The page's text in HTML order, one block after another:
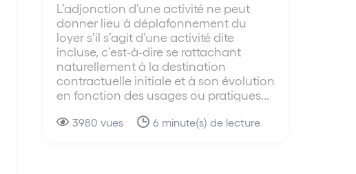
L’adjonction d’une activité ne peut
donner lieu à déplafonnement du
loyer s’il s’agit d’une activité dite
incluse, c’est-à-dire se rattachant
naturellement à la destination
contractuelle initiale et à son évolution
en fonction des usages ou pratiques...
3980 vues 6 minute(s) de lecture